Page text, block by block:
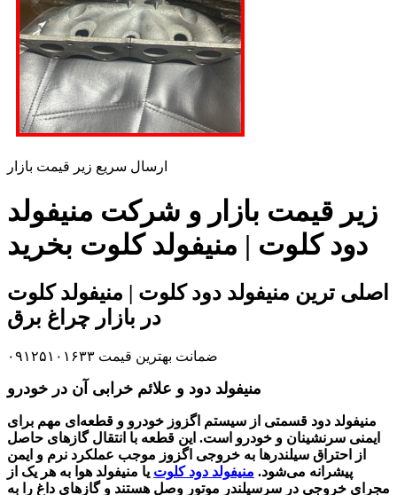
ارسال سریع زیر قیمت بازار
زیر قیمت بازار و شرکت منیفولد
دود کلوت | منیفولد کلوت بخرید
اصلی ترین منیفولد دود کلوت | منیفولد کلوت
در بازار چراغ برق
ضمانت بهترین قیمت ۰۹۱۲۵۱۰۱۶۳۳
منیفولد دود و علائم خرابی آن در خودرو
منیفولد دود قسمتی از سیستم اگزوز خودرو و قطعه‌ای مهم برای
ایمنی سرنشینان و خودرو است. این قطعه با انتقال گازهای حاصل
از احتراق سیلندرها به خروجی اگزوز موجب عملکرد نرم و ایمن
پیشرانه می‌شود. منیفولد دود کلوت یا منیفولد هوا به هر یک از
مجرای خروجی در سرسیلندر موتور وصل هستند و گازهای داغ را به